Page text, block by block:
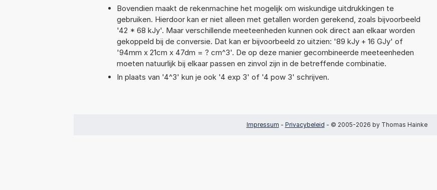
Bovendien maakt de rekenmachine het mogelijk om wiskundige uitdrukkingen te
gebruiken. Hierdoor kan er niet alleen met getallen worden gerekend, zoals bijvoorbeeld
'42 * 68 kJy'. Maar verschillende meeteenheden kunnen ook direct aan elkaar worden
gekoppeld bij de conversie. Dat kan er bijvoorbeeld zo uitzien: '89 kJy + 16 GJy' of
'94mm x 21cm x 47dm = ? cm^3'. De op deze manier gecombineerde meeteenheden
moeten natuurlijk bij elkaar passen en zinvol zijn in de betreffende combinatie.
In plaats van '4^3' kun je ook '4 exp 3' of '4 pow 3' schrijven.
Impressum - Privacybeleid - © 2005-2026 by Thomas Hainke